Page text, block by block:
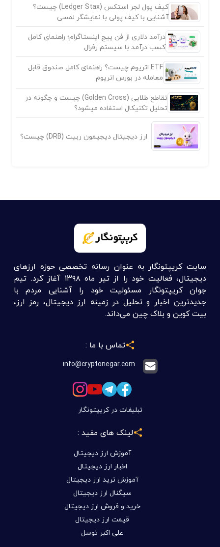
کیف پول لجر استکس (Ledger Stax) چیست؟
آشنایی با کیف پولی با نمایشگر لمسی
درآمد دلاری از فن پیج اینستاگرام؛ راهنمای کامل
کسب درآمد با سیستم رفرال
ETF اتریوم چیست؟ راهنمای کامل صندوق قابل
معامله در بورس اتریوم
تقاطع طلایی (Golden Cross) چیست و چگونه در
تحلیل تکنیکال استفاده میشود؟
ارز دیجیتال دیجیمون ربیت (DRB) چیست؟
سایت کریپتونگار به عنوان رسانه تخصصی حوزه ارزهای
دیجیتال، فعالیت خود را از تیر ماه ۱۳۹۸ آغاز کرد. تیم
جوان کریپتونگار مسئولیت خود را آشنایی مردم با
جدیدترین اخبار و تحلیل در زمینه ارز دیجیتال، رمز ارز،
بیت کوین و بلاک چین می‌داند.
تماس با ما :
info@cryptonegar.com
تبلیغات در کریپتونگار
لینک های مفید :
آموزش ارز دیجیتال
اخبار ارز دیجیتال
آموزش ترید ارز دیجیتال
سیگنال ارز دیجیتال
خرید و فروش ارز دیجیتال
قیمت ارز دیجیتال
علی اکبر توسل